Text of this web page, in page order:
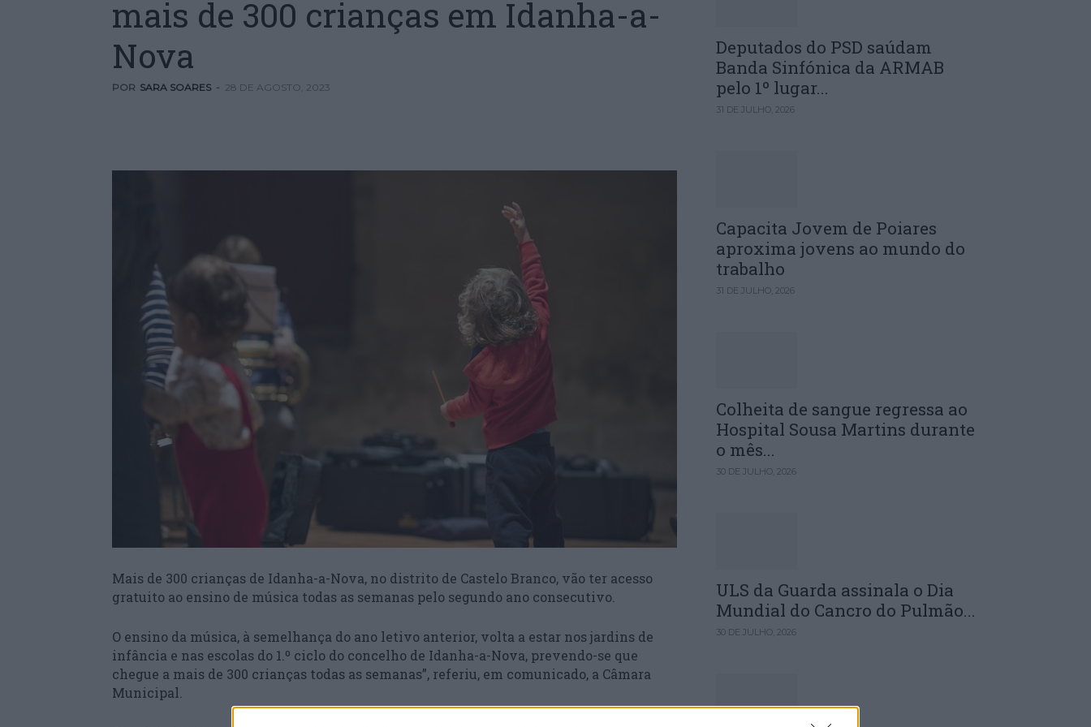
mais de 300 crianças em Idanha-a-
Nova
POR SARA SOARES - 28 DE AGOSTO, 2023
Mais de 300 crianças de Idanha-a-Nova, no distrito de Castelo Branco, vão ter acesso
gratuito ao ensino de música todas as semanas pelo segundo ano consecutivo.
O ensino da música, à semelhança do ano letivo anterior, volta a estar nos jardins de
infância e nas escolas do 1.º ciclo do concelho de Idanha-a-Nova, prevendo-se que
chegue a mais de 300 crianças todas as semanas”, referiu, em comunicado, a Câmara
Municipal.
Deputados do PSD saúdam
Banda Sinfónica da ARMAB
pelo 1º lugar...
31 DE JULHO, 2026
Capacita Jovem de Poiares
aproxima jovens ao mundo do
trabalho
31 DE JULHO, 2026
Colheita de sangue regressa ao
Hospital Sousa Martins durante
o mês...
30 DE JULHO, 2026
ULS da Guarda assinala o Dia
Mundial do Cancro do Pulmão...
30 DE JULHO, 2026